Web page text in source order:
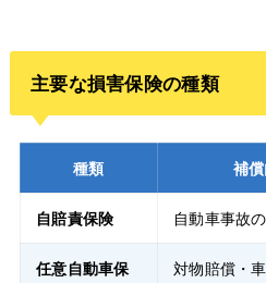
主要な損害保険の種類
種類 補
自賠責保険 自動車事故
任意自動車保
対物賠償・